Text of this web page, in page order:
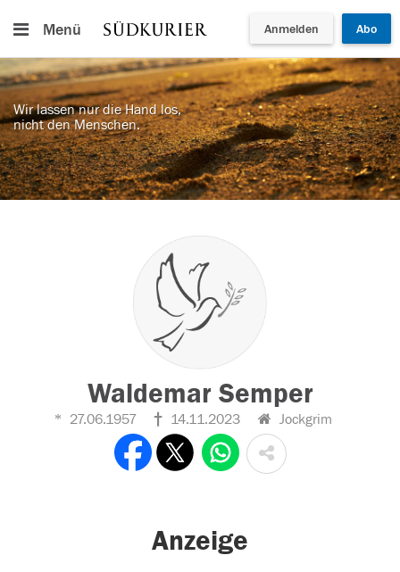
Menü Anmelden Abo
Wir lassen nur die Hand los,
nicht den Menschen.
Waldemar Semper
27.06.1957 14.11.2023 Jockgrim
Anzeige